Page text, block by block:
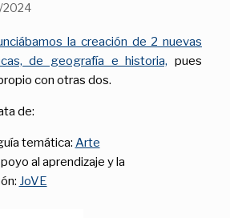
la creación de 2 nuevas
de geografía e historia, pues
con otras dos.
de:
temática: Arte
al aprendizaje y la
JoVE